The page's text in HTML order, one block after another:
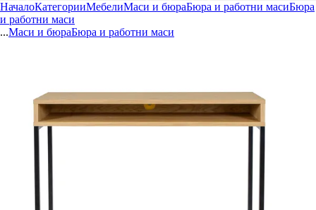
НачалоКатегорииМебелиМаси и бюраБюра и работни масиБюра
и работни маси
...Маси и бюраБюра и работни маси